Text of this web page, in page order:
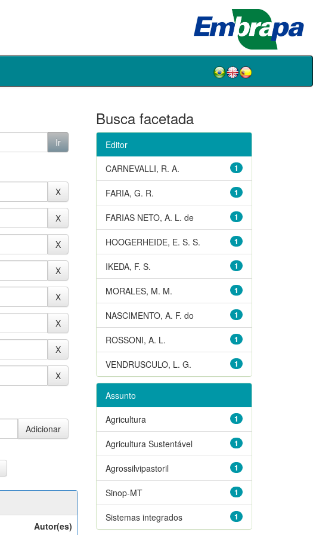
Autor(es)
Busca facetada
Editor
1
CARNEVALLI, R. A.
1
FARIA, G. R.
1
FARIAS NETO, A. L. de
1
HOOGERHEIDE, E. S. S.
1
IKEDA, F. S.
1
MORALES, M. M.
1
NASCIMENTO, A. F. do
1
ROSSONI, A. L.
1
VENDRUSCULO, L. G.
Assunto
1
Agricultura
1
Agricultura Sustentável
1
Agrossilvipastoril
1
Sinop-MT
1
Sistemas integrados